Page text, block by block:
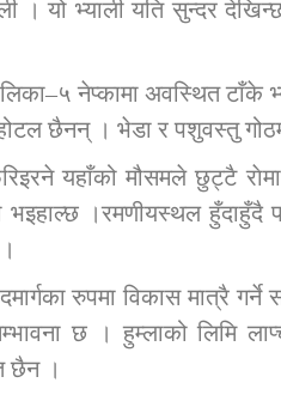
जुम्लाको बालविवाह सन्देश
। यो भ्याली यति सुन्दर
नेप्कामा अवस्थित टाँके
छैनन् । भेडा र पशुवस्तु
यहाँको मौसमले छुट्टै
भइहाल्छ ।रमणीयस्थल हुँदाहुँदै
रुपमा विकास मात्रै
छ । हुम्लाको लिमि
छैन ।